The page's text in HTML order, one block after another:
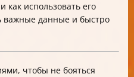
как использовать его
важные данные и быстро
чтобы не бояться